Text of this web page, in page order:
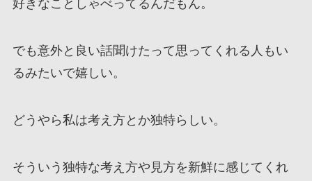
好きなことしゃべってるんだもん。
でも意外と良い話聞けたって思ってくれる人もい
るみたいで嬉しい。
どうやら私は考え方とか独特らしい。
そういう独特な考え方や見方を新鮮に感じてくれ